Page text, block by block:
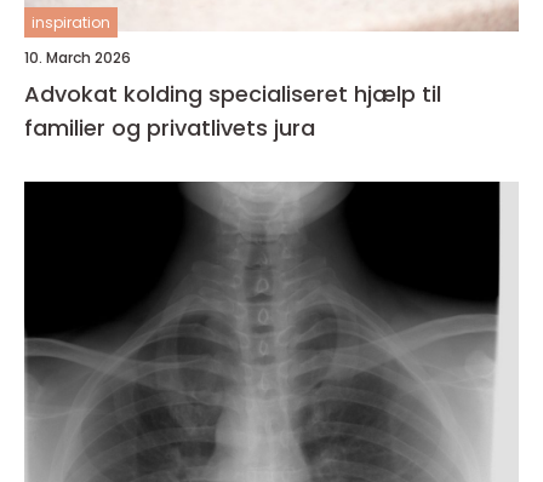
inspiration
10. March 2026
Advokat kolding specialiseret hjælp til
familier og privatlivets jura